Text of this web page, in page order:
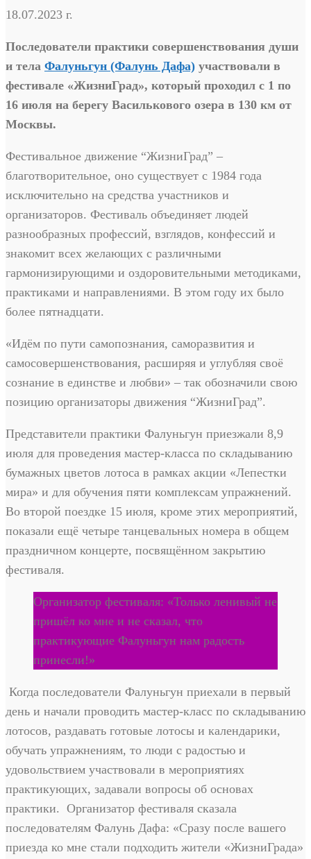
18.07.2023 г.
Последователи практики совершенствования души
и тела Фалуньгун (Фалунь Дафа) участвовали в
фестивале «ЖизниГрад», который проходил с 1 по
16 июля на берегу Василькового озера в 130 км от
Москвы.
Фестивальное движение “ЖизниГрад” –
благотворительное, оно существует с 1984 года
исключительно на средства участников и
организаторов. Фестиваль объединяет людей
разнообразных профессий, взглядов, конфессий и
знакомит всех желающих с различными
гармонизирующими и оздоровительными методиками,
практиками и направлениями. В этом году их было
более пятнадцати.
«Идём по пути самопознания, саморазвития и
самосовершенствования, расширяя и углубляя своё
сознание в единстве и любви» – так обозначили свою
позицию организаторы движения “ЖизниГрад”.
Представители практики Фалуньгун приезжали 8,9
июля для проведения мастер-класса по складыванию
бумажных цветов лотоса в рамках акции «Лепестки
мира» и для обучения пяти комплексам упражнений.
Во второй поездке 15 июля, кроме этих мероприятий,
показали ещё четыре танцевальных номера в общем
праздничном концерте, посвящённом закрытию
фестиваля.
Организатор фестиваля: «Только ленивый не
пришёл ко мне и не сказал, что
практикующие Фалуньгун нам радость
принесли!»
Когда последователи Фалуньгун приехали в первый
день и начали проводить мастер-класс по складыванию
лотосов, раздавать готовые лотосы и календарики,
обучать упражнениям, то люди с радостью и
удовольствием участвовали в мероприятиях
практикующих, задавали вопросы об основах
практики. Организатор фестиваля сказала
последователям Фалунь Дафа: «Сразу после вашего
приезда ко мне стали подходить жители «ЖизниГрада»